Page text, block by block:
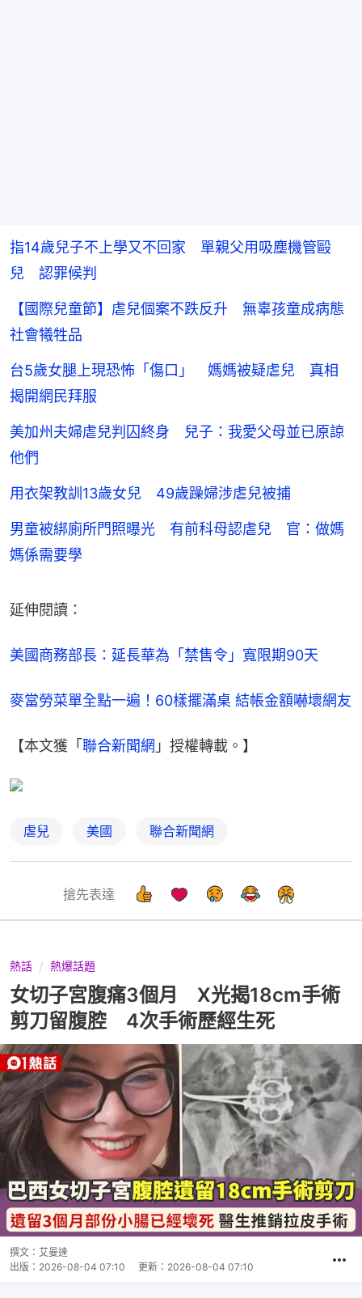
指14歲兒子不上學又不回家 單親父用吸塵機管毆
兒 認罪候判
【國際兒童節】虐兒個案不跌反升 無辜孩童成病態
社會犧牲品
台5歲女腿上現恐怖「傷口」 媽媽被疑虐兒 真相
揭開網民拜服
美加州夫婦虐兒判囚終身 兒子：我愛父母並已原諒
他們
用衣架教訓13歲女兒 49歲躁婦涉虐兒被捕
男童被綁廁所門照曝光 有前科母認虐兒 官：做媽
媽係需要學
延伸閱讀：
美國商務部長：延長華為「禁售令」寬限期90天
麥當勞菜單全點一遍！60樣擺滿桌 結帳金額嚇壞網友
【本文獲「聯合新聞網 」授權轉載。】
虐兒 美國 聯合新聞網
搶先表達
熱話 熱爆話題
女切子宮腹痛3個月 X光揭18cm手術
剪刀留腹腔 4次手術歷經生死
撰文： 艾曼達
出版： 2026-08-04 07:10 更新： 2026-08-04 07:10